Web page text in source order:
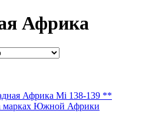
Африка
Африка Mi 138-139 **
марках Южной Африки